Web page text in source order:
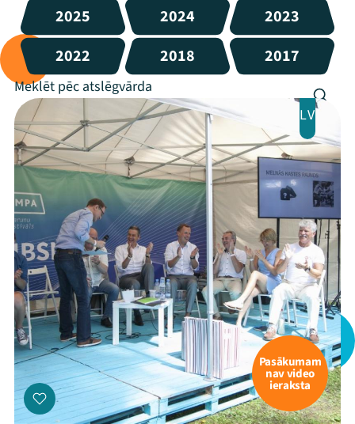
2025 2024
2023
2022
2018 2017
LV
Pasākumam
nav video
ieraksta